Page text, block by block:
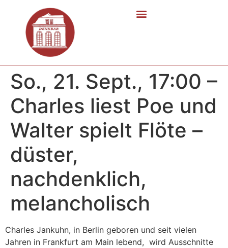
So., 21. Sept., 17:00 –
Charles liest Poe und
Walter spielt Flöte –
düster,
nachdenklich,
melancholisch
Charles Jankuhn, in Berlin geboren und seit vielen
Jahren in Frankfurt am Main lebend, wird Ausschnitte